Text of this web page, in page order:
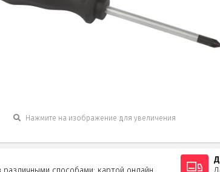
Нажмите на изображение для увеличения